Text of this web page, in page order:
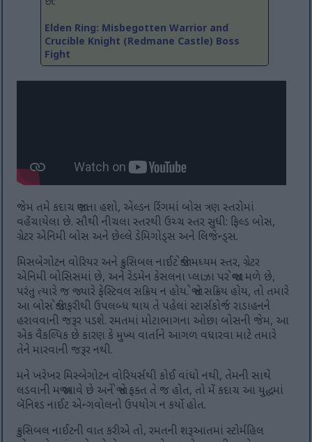
Elden Ring: Misbegotten Warrior and
Crucible Knight (Redmane Castle) Boss
Fight
જેમ તમે કદાચ જાણતા હશો, એલ્ડન રિંગમાં બોસ ત્રણ સ્તરોમાં
વહેંચાયેલા છે. સૌથી નીચલા સ્તરથી ઉચ્ચ સ્તર સુધી: ફિલ્ડ બોસ,
ગ્રેટર એનિમી બોસ અને છેલ્લે ડેમિગોડ્સ અને લિજેન્ડ્સ.
મિસબેગોટન વોરિયર અને ક્રુસિબલ નાઈટ જોડી મધ્યમ સ્તર, ગ્રેટર
એનિમી બોસિસમાં છે, અને રેડમેન કેસલના પ્લાઝા પર જોવા મળે છે,
પરંતુ ત્યારે જ જ્યારે ફેસ્ટિવલ સક્રિય ન હોય. જો તે સક્રિય હોય, તો તમારે
આ બોસ જોડી ફરીથી ઉપલબ્ધ થાય તે પહેલાં સ્ટાર્સકોર્જ રાડાહનને
હરાવવાની જરૂર પડશે. રમતમાં મોટાભાગના ઓછા બોસની જેમ, આ
એક વૈકલ્પિક છે કારણ કે મુખ્ય વાર્તાને આગળ વધારવા માટે તમારે
તેને મારવાની જરૂર નથી.
મને ખરેખર મિસ્બેગોટન વોરિયર્સથી કોઈ વાંધો નથી, તેમની સાથે
લડવાની મજા આવે છે અને જો તે ફક્ત તે જ હોત, તો મેં કદાચ આ યુદ્ધમાં
બૅનિશ્ડ નાઈટ એન્ગવોલનો ઉપયોગ ન કર્યો હોત.
ક્રુસિબલ નાઈટની વાત કરીએ તો, રમતની શરૂઆતમાં સ્ટોર્મહિલ